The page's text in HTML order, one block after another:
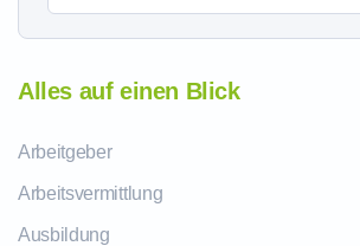
Alles auf einen Blick
Arbeitgeber
Arbeitsvermittlung
Ausbildung